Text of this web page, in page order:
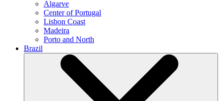
Algarve
Center of Portugal
Lisbon Coast
Madeira
Porto and North
Brazil